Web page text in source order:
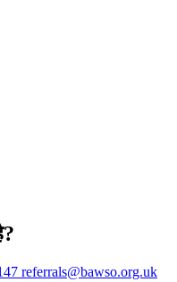
referrals@bawso.org.uk